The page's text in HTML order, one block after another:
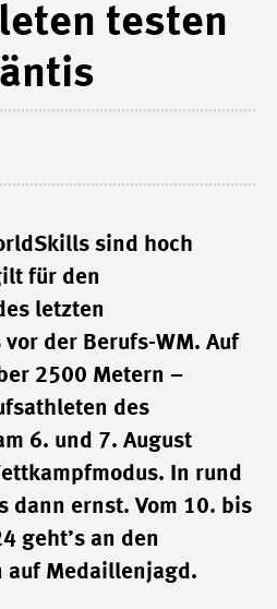
testen
sind hoch
für den
letzten
der Berufs-WM. Auf
2500 Metern –
des
6. und 7. August
In rund
dann ernst. Vom 10. bis
geht’s an den
auf Medaillenjagd.